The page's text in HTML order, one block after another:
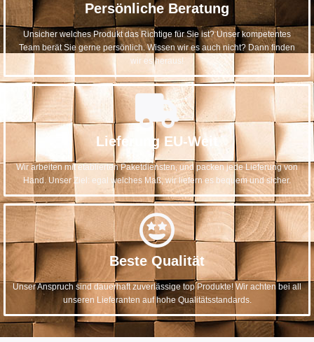
Persönliche Beratung
Unsicher welches Produkt das Richtige für Sie ist? Unser kompetentes
Team berät Sie gerne persönlich. Wissen wir es auch nicht? Dann finden
wir es heraus!
Lieferung EU-Weit
Wir arbeiten mit etablierten Paketdiensten, und packen jede Lieferung von
Hand. Unser Ziel: egal welches Maß, wir liefern es bequem und sicher.
Beste Qualität
Unser Anspruch sind dauerhaft zuverlässige top Produkte! Wir achten bei all
unseren Lieferanten auf hohe Qualitätsstandards.